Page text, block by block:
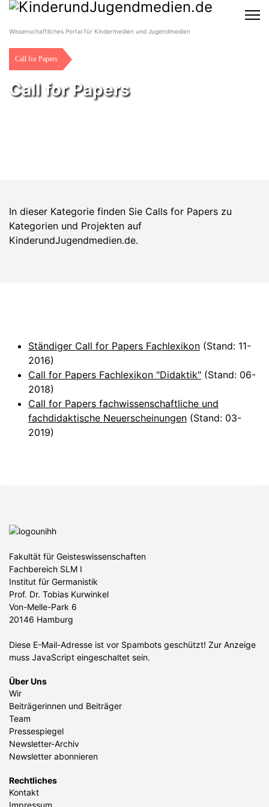
Wissenschaftliches Portal für Kindermedien und Jugendmedien
Call for Papers
Call for Papers
In dieser Kategorie finden Sie Calls for Papers zu
Kategorien und Projekten auf
KinderundJugendmedien.de.
Ständiger Call for Papers Fachlexikon (Stand: 11-
2016)
Call for Papers Fachlexikon "Didaktik" (Stand: 06-
2018)
Call for Papers fachwissenschaftliche und
fachdidaktische Neuerscheinungen (Stand: 03-
2019)
Fakultät für Geisteswissenschaften
Fachbereich SLM I
Institut für Germanistik
Prof. Dr. Tobias Kurwinkel
Von-Melle-Park 6
20146 Hamburg
Diese E-Mail-Adresse ist vor Spambots geschützt! Zur Anzeige
muss JavaScript eingeschaltet sein.
Über Uns
Wir
Beiträgerinnen und Beiträger
Team
Pressespiegel
Newsletter-Archiv
Newsletter abonnieren
Rechtliches
Kontakt